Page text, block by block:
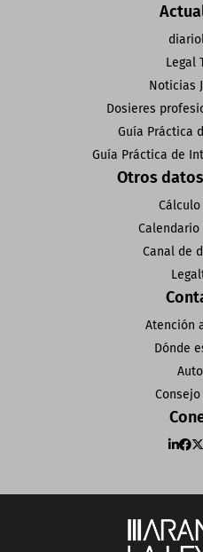
Legal
Noticias
Dosieres
Guía Práctica
Guía Práctica de
Otros
Cálculo
Calendario
Canal de
Atención
Dónde